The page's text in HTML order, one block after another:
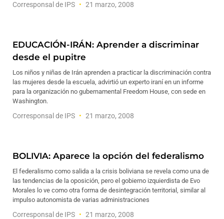
Corresponsal de IPS 21 marzo, 2008
EDUCACIÓN-IRÁN: Aprender a discriminar
desde el pupitre
Los niños y niñas de Irán aprenden a practicar la discriminación contra
las mujeres desde la escuela, advirtió un experto iraní en un informe
para la organización no gubernamental Freedom House, con sede en
Washington.
Corresponsal de IPS 21 marzo, 2008
BOLIVIA: Aparece la opción del federalismo
El federalismo como salida a la crisis boliviana se revela como una de
las tendencias de la oposición, pero el gobierno izquierdista de Evo
Morales lo ve como otra forma de desintegración territorial, similar al
impulso autonomista de varias administraciones
Corresponsal de IPS 21 marzo, 2008